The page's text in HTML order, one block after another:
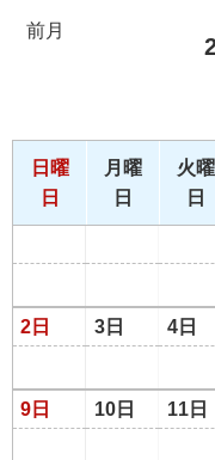
前月
日曜
日
月曜
日
火曜
日
2日 3日 4日
9日 10日 11日